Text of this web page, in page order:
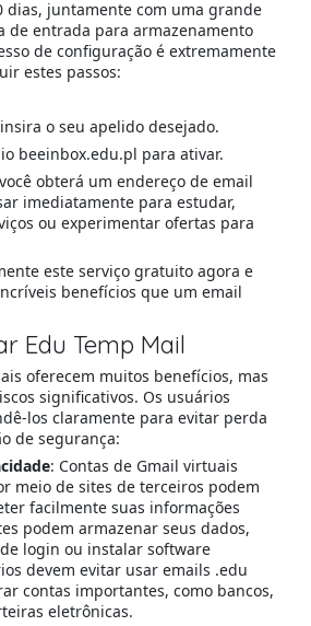
dias, juntamente com uma grande
de entrada para armazenamento
de configuração é extremamente
estes passos:
o seu apelido desejado.
beeinbox.edu.pl para ativar.
obterá um endereço de email
imediatamente para estudar,
ou experimentar ofertas para
este serviço gratuito agora e
benefícios que um email
Edu Temp Mail
oferecem muitos benefícios, mas
significativos. Os usuários
los claramente para evitar perda
de segurança:
: Contas de Gmail virtuais
meio de sites de terceiros podem
facilmente suas informações
podem armazenar seus dados,
login ou instalar software
devem evitar usar emails .edu
contas importantes, como bancos,
eletrônicas.